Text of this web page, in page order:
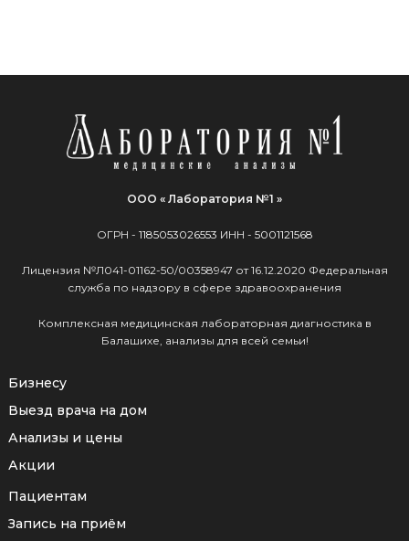
ООО « Лаборатория №1 »
ОГРН - 1185053026553 ИНН - 5001121568
Лицензия №Л041-01162-50/00358947 от 16.12.2020 Федеральная
служба по надзору в сфере здравоохранения
Комплексная медицинская лабораторная диагностика в
Балашихе, анализы для всей семьи!
Бизнесу
Выезд врача на дом
Анализы и цены
Акции
Пациентам
Запись на приём